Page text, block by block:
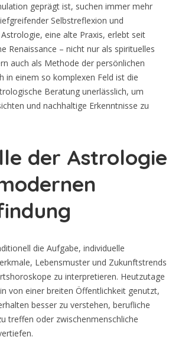
geprägt ist, suchen immer mehr
Selbstreflexion und
eine alte Praxis, erlebt seit
Renaissance – nicht nur als spirituelles
auch als Methode der persönlichen
in einem so komplexen Feld ist die
Beratung unerlässlich, um
und nachhaltige Erkenntnisse zu
der Astrologie
die Aufgabe, individuelle
Lebensmuster und Zukunftstrends
zu interpretieren. Heutzutage
von einer breiten Öffentlichkeit genutzt,
besser zu verstehen, berufliche
treffen oder zwischenmenschliche